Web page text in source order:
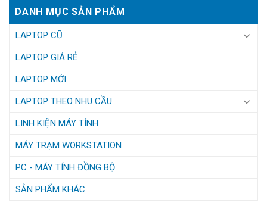
DANH MỤC SẢN PHẨM
LAPTOP CŨ
LAPTOP GIÁ RẺ
LAPTOP MỚI
LAPTOP THEO NHU CẦU
LINH KIỆN MÁY TÍNH
MÁY TRẠM WORKSTATION
PC - MÁY TÍNH ĐỒNG BỘ
SẢN PHẨM KHÁC